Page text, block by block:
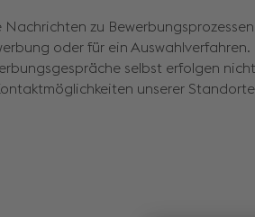
Nachrichten zu
oder für ein
selbst erfolgen
unserer